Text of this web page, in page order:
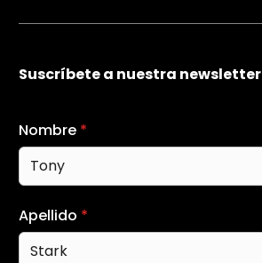
Suscríbete a nuestra newsletter
Nombre *
Apellido *